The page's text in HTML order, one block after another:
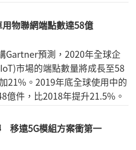
物聯網端點數達58億
Gartner預測，2020年全球企
市場的端點數量將成長至58
21%。2019年底全球使用中的
億件，比2018年提升21.5%。
移遠5G模組方案衝第一